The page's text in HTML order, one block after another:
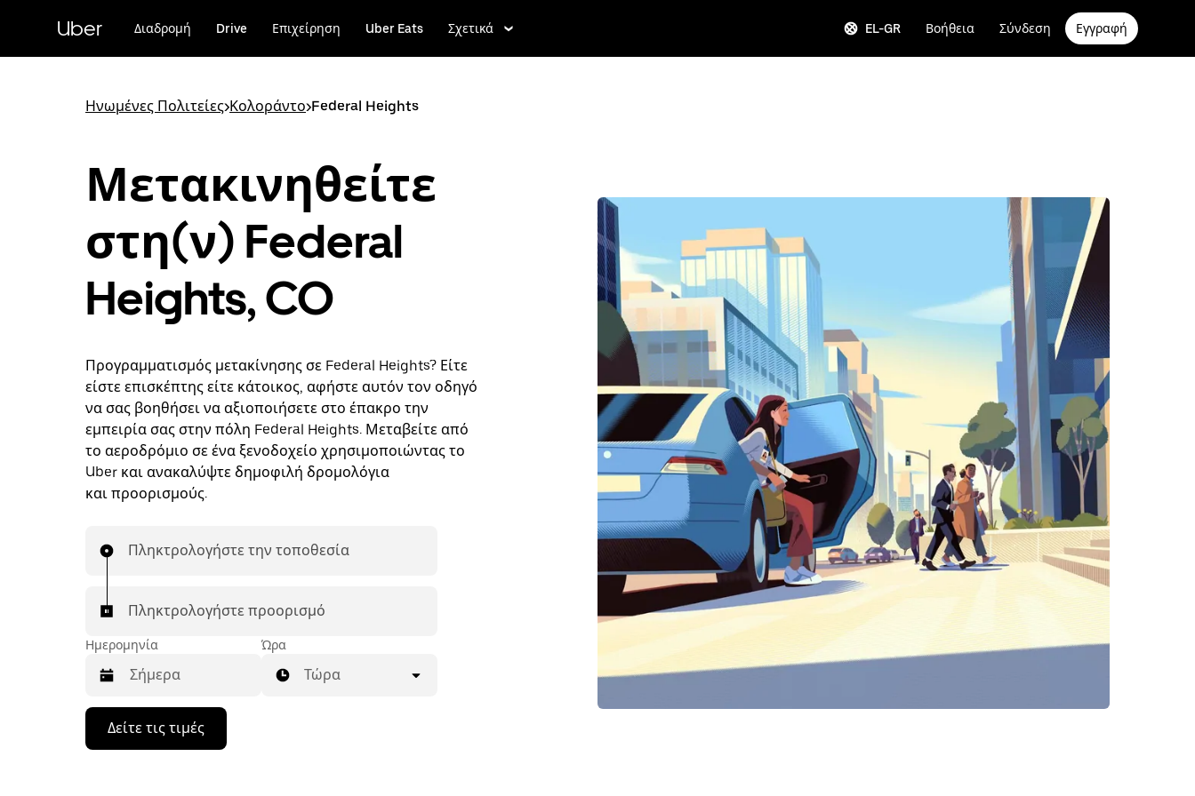
περιεχόμενο
Uber Διαδρομή Drive Επιχείρηση Uber Eats Σχετικά EL-GR Βοήθεια Σύνδεση Εγγραφή
Ηνωμένες Πολιτείες>Κολοράντο>Federal Heights
Μετακινηθείτε
στη(ν) Federal
Heights, CO
Προγραμματισμός μετακίνησης σε Federal Heights? Είτε
είστε επισκέπτης είτε κάτοικος, αφήστε αυτόν τον οδηγό
να σας βοηθήσει να αξιοποιήσετε στο έπακρο την
εμπειρία σας στην πόλη Federal Heights. Μεταβείτε από
το αεροδρόμιο σε ένα ξενοδοχείο χρησιμοποιώντας το
Uber και ανακαλύψτε δημοφιλή δρομολόγια
και προορισμούς.
Πληκτρολογήστε την τοποθεσία
Πληκτρολογήστε προορισμό
Ημερομηνία
Πατήστε
πλήκτρο
Ώρα
Τώρα
Δείτε τις τιμές